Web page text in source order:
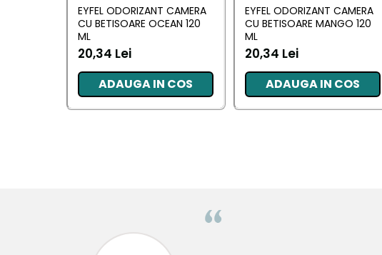
Covoare & Tapiterii
EYFEL ODORIZANT CAMERA
CU BETISOARE OCEAN 120
ML
20,34 Lei
ADAUGA IN COS
EYFEL ODORIZANT CAMERA
CU BETISOARE MANGO 120
ML
20,34 Lei
ADAUGA IN COS